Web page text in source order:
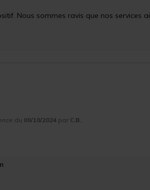
Nous sommes ravis que nos services
du 09/10/2024 par C.B.